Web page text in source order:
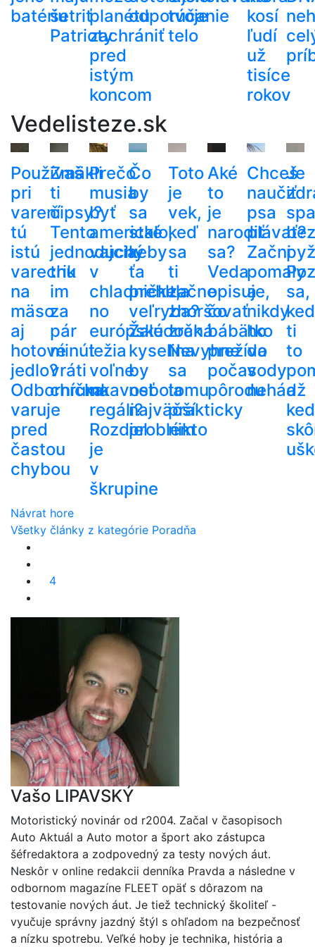
batériušetriť
Patrioty
planétu
zachrániť
pred
istým
koncom
odporúčanie
tvoje
telo
kosí
ľudí
už
tisíce
rokov
Vedelisteze.sk
Používaš
pri
varení
tú
istú
varechu
na
mäso
aj
hotové
jedlo?
Odborníčka
varuje
pred
častou
chybou
Zmäkli
ti
čipsy?
Tento
jednoduchý
trik
im
za
pár
minút
vráti
chrumkavosť
Prečo
musia
byť
americké
vajcia
v
chladničke,
no
európske
ležia
voľne
na
regáli?
Rozdiel
je
v
škrupine
Čo
by
sa
stalo,
keby
ťa
prehltla
veľryba?
Žalúdočná
kyselina
by
nebola
najväčší
problém
Toto
je
vek,
keď
sa
ti
začne
zhoršovať
zrak.
Nevyhne
sa
tomu
prakticky
nikto
Aké
to
je
narodiť
sa?
Veda
opisuje,
čo
bábätko
prežíva
počas
pôrodu
Chceš
naučiť
psa
plávať?
Začni
pomaly
a
nikdy
ho
do
vody
nehádž
Je
bez
sa,
ti
to
a
Návrat hore
Všetky články z kategórie Poradňa
4
Vašo LIPAVSKÝ
Motoristický novinár od r2004. Začal v časopisoch
Auto Aktuál a Auto motor a šport ako zástupca
šéfredaktora a zodpovedný za testy nových áut.
Neskôr v online redakcii denníka Pravda a následne v
odbornom magazíne FLEET opäť s dôrazom na
testovanie nových áut. Je tiež technický školiteľ -
vyučuje správny jazdný štýl s ohľadom na bezpečnosť
a nízku spotrebu. Veľké hoby je technika, história a